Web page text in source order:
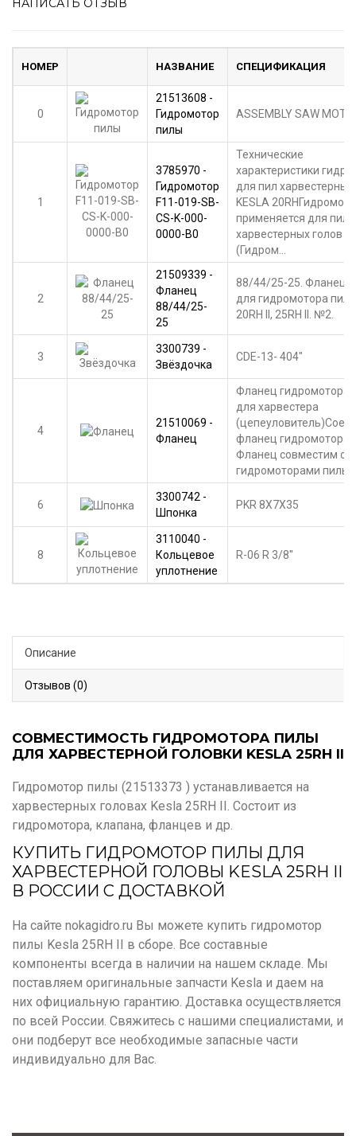
НАПИСАТЬ ОТЗЫВ
НОМЕР НАЗВАНИЕ СПЕЦИФИКАЦИЯ
0
21513608 -
Гидромотор
пилы
ASSEMBLY SAW
1
3785970 -
Гидромотор
F11-019-SB-
CS-K-000-
0000-B0
Технические
характеристики
для пил харвестерных
KESLA
применяется для пил
харвестерных голов
(Гидром...
2
21509339 -
Фланец
88/44/25-
25
88/44/25-25. Фланец
для гидромотора
20RH II, 25RH II. №2.
3
3300739 -
Звёздочка
CDE-13- 404"
4
21510069 -
Фланец
Фланец гидромотора
для харвестера
фланец гидромотора
Фланец совместим с
гидромоторами пилы
6
3300742 -
Шпонка
PKR 8X7X35
8
3110040 -
Кольцевое
уплотнение
R-06 R 3/8''
Описание
Отзывов (0)
СОВМЕСТИМОСТЬ ГИДРОМОТОРА ПИЛЫ
ДЛЯ ХАРВЕСТЕРНОЙ ГОЛОВКИ KESLA 25RH II
Гидромотор пилы (21513373 ) устанавливается на
харвестерных головах Kesla 25RH II. Состоит из
гидромотора, клапана, фланцев и др.
КУПИТЬ ГИДРОМОТОР ПИЛЫ ДЛЯ
ХАРВЕСТЕРНОЙ ГОЛОВЫ KESLA 25RH II
В РОССИИ С ДОСТАВКОЙ
На сайте nokagidro.ru Вы можете купить гидромотор
пилы Kesla 25RH II в сборе. Все составные
компоненты всегда в наличии на нашем складе. Мы
поставляем оригинальные запчасти Kesla и даем на
них официальную гарантию. Доставка осуществляется
по всей России. Свяжитесь с нашими специалистами, и
они подберут все необходимые запасные части
индивидуально для Вас.